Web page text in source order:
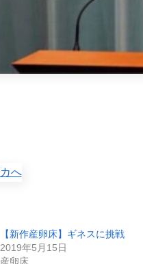
【新作産卵床】ギネスに挑戦
2019年5月15日
産卵床